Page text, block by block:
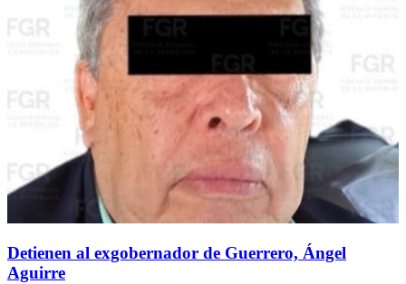
Detienen al exgobernador de Guerrero, Ángel
Aguirre